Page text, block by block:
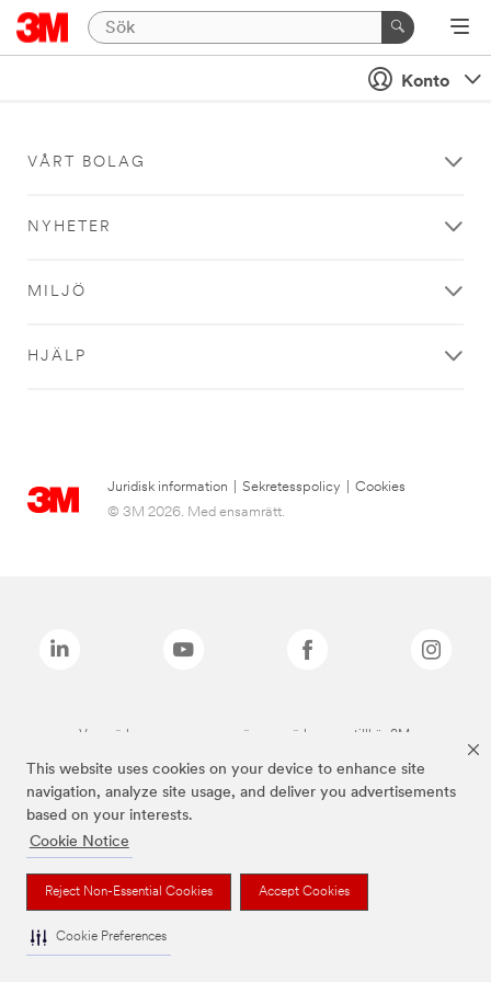
This website uses cookies on your device to enhance site
navigation, analyze site usage, and deliver you advertisements
based on your interests.
Cookie Notice
Reject Non-Essential Cookies Accept Cookies
Cookie Preferences
Konto
VÅRT BOLAG
NYHETER
MILJÖ
HJÄLP
Juridisk information Sekretesspolicy
Cookies
© 3M 2026. Med ensamrätt.
Varumärken som anges ovan är varumärken som tillhör 3M.